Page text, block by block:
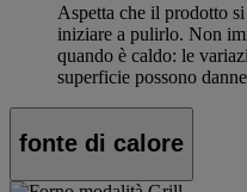
Aspetta che il prodotto
iniziare a pulirlo. Non
quando è caldo: le
superficie possono
fonte di calore